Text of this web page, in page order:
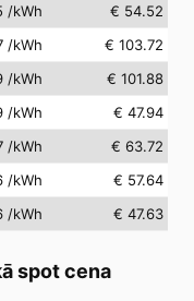
/kWh
€ 54.52
/kWh
€ 103.72
/kWh
€ 101.88
/kWh
€ 47.94
/kWh
€ 63.72
/kWh
€ 57.64
/kWh € 47.63
spot cena